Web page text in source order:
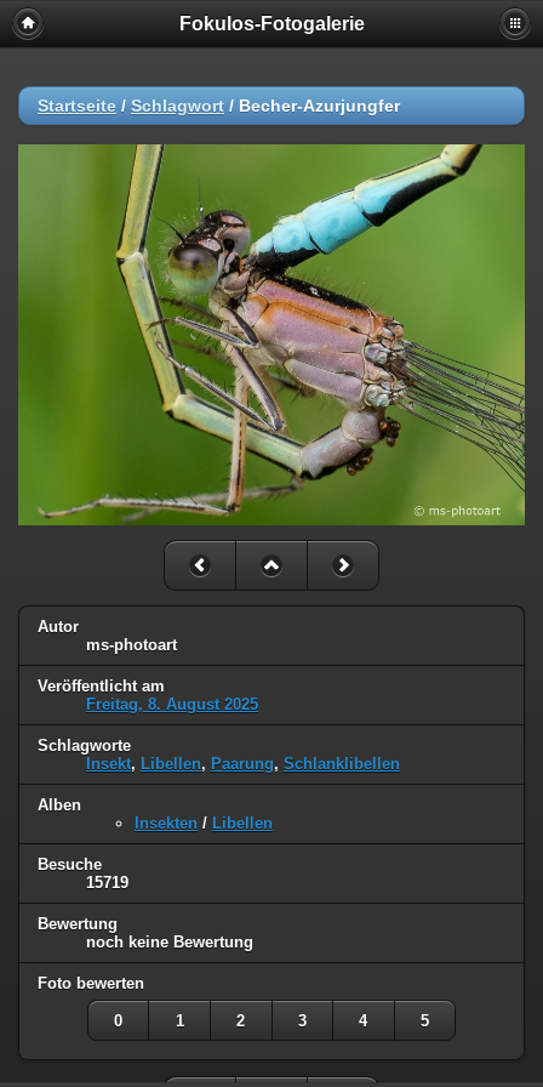
Fokulos-Fotogalerie
Startseite / Schlagwort / Becher-Azurjungfer
Autor
ms-photoart
Veröffentlicht am
Freitag, 8. August 2025
Schlagworte
Insekt, Libellen, Paarung, Schlanklibellen
Alben
Insekten / Libellen
Besuche
15719
Bewertung
noch keine Bewertung
Foto bewerten
0 1 2 3 4 5